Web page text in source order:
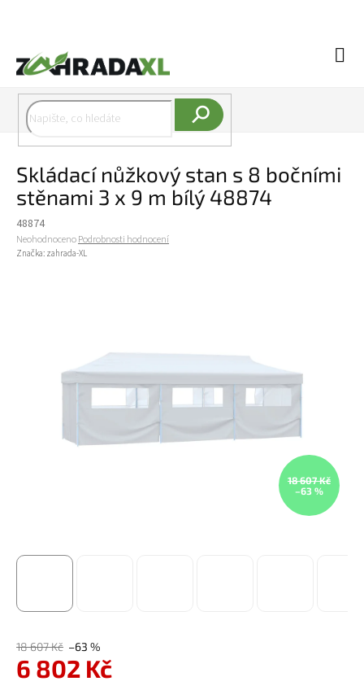
Skládací nůžkový stan s 8 bočními
stěnami 3 x 9 m bílý 48874
48874
Průměrné hodnocení produktu je 0,0 z 5 hvězdiček.
NeohodnocenoPodrobnosti hodnocení
Značka: zahrada-XL
18 607 Kč
–63 %
18 607 Kč –63 %
6 802 Kč